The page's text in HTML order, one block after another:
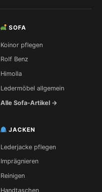
SOFA
Koinor pflegen
Rolf Benz
Himolla
Ledermöbel allgemein
Alle Sofa-Artikel →
JACKEN
Lederjacke pflegen
Imprägnieren
Reinigen
Handtaschen